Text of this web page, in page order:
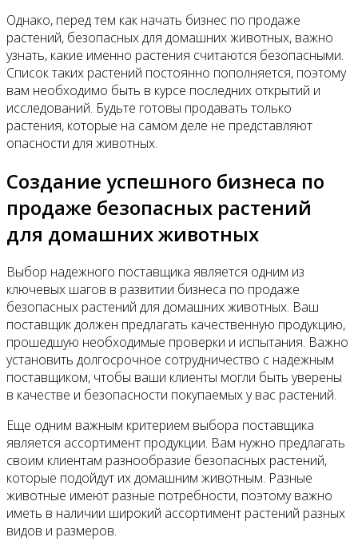
Однако, перед тем как начать бизнес по продаже
растений, безопасных для домашних животных, важно
узнать, какие именно растения считаются безопасными.
Список таких растений постоянно пополняется, поэтому
вам необходимо быть в курсе последних открытий и
исследований. Будьте готовы продавать только
растения, которые на самом деле не представляют
опасности для животных.
Создание успешного бизнеса по
продаже безопасных растений
для домашних животных
Выбор надежного поставщика является одним из
ключевых шагов в развитии бизнеса по продаже
безопасных растений для домашних животных. Ваш
поставщик должен предлагать качественную продукцию,
прошедшую необходимые проверки и испытания. Важно
установить долгосрочное сотрудничество с надежным
поставщиком, чтобы ваши клиенты могли быть уверены
в качестве и безопасности покупаемых у вас растений.
Еще одним важным критерием выбора поставщика
является ассортимент продукции. Вам нужно предлагать
своим клиентам разнообразие безопасных растений,
которые подойдут их домашним животным. Разные
животные имеют разные потребности, поэтому важно
иметь в наличии широкий ассортимент растений разных
видов и размеров.